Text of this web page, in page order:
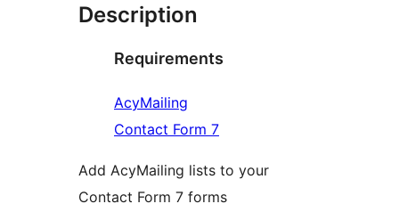
Description
Requirements
AcyMailing
Contact Form 7
Add AcyMailing lists to your
Contact Form 7 forms